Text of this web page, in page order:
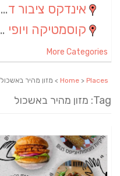
אינדקס ציבור דתי
קוסמטיקה ויופי (4)
More Categories
Home > Places > מזון מהיר באשכול
Tag: מזון מהיר באשכול